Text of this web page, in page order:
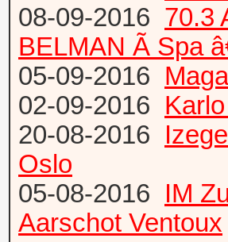
08-09-2016 70.3
BELMAN Ã Spa
05-09-2016
02-09-2016
20-08-2016
Oslo
05-08-2016 IM
Aarschot Ventoux